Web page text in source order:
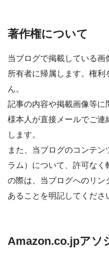
著作権について
当ブログで掲載している画
所有者に帰属します。権
ん。
記事の内容や掲載画像等
様本人が直接メールでご
します。
また、当ブログのコンテ
ラム）について、許可なく
の際は、当ブログへのリ
あることを明記してくださ
Amazon.co.jpアソ